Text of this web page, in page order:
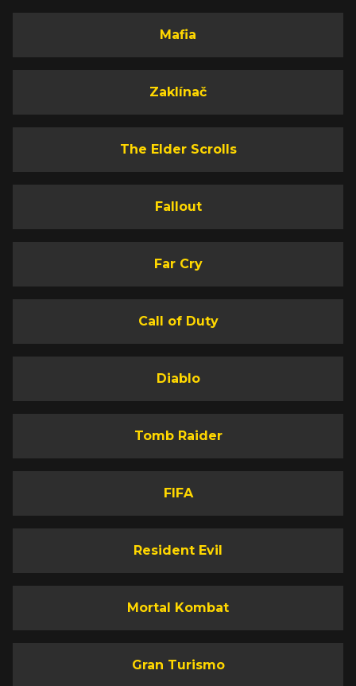
Mafia
Zaklínač
The Elder Scrolls
Fallout
Far Cry
Call of Duty
Diablo
Tomb Raider
FIFA
Resident Evil
Mortal Kombat
Gran Turismo